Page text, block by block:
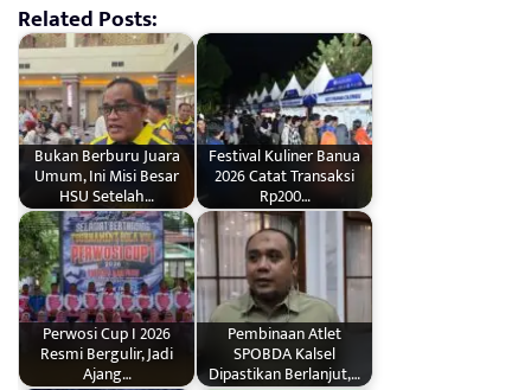
Related Posts:
Bukan Berburu Juara
Umum, Ini Misi Besar
HSU Setelah…
Festival Kuliner Banua
2026 Catat Transaksi
Rp200…
Perwosi Cup I 2026
Resmi Bergulir, Jadi
Ajang…
Pembinaan Atlet
SPOBDA Kalsel
Dipastikan Berlanjut,…